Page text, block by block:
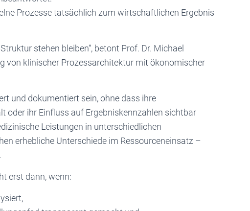
Prozesse tatsächlich zum wirtschaftlichen Ergebnis
stehen bleiben“, betont Prof. Dr. Michael
von klinischer Prozessarchitektur mit ökonomischer
und dokumentiert sein, ohne dass ihre
oder ihr Einfluss auf Ergebniskennzahlen sichtbar
Leistungen in unterschiedlichen
erhebliche Unterschiede im Ressourceneinsatz –
erst dann, wenn: